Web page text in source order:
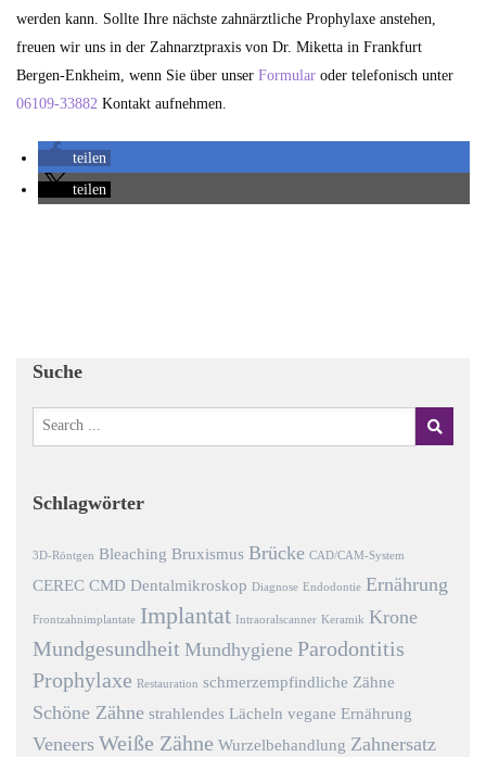
werden kann. Sollte Ihre nächste zahnärztliche Prophylaxe anstehen,
freuen wir uns in der Zahnarztpraxis von Dr. Miketta in Frankfurt
Bergen-Enkheim, wenn Sie über unser Formular oder telefonisch unter
06109-33882 Kontakt aufnehmen.
teilen
teilen
Suche
Schlagwörter
3D-Röntgen Bleaching Bruxismus Brücke CAD/CAM-System
CEREC CMD Dentalmikroskop Diagnose Endodontie Ernährung
Frontzahnimplantate Implantat Intraoralscanner Keramik Krone
Mundgesundheit Mundhygiene Parodontitis
Prophylaxe Restauration schmerzempfindliche Zähne
Schöne Zähne strahlendes Lächeln vegane Ernährung
Veneers Weiße Zähne Wurzelbehandlung Zahnersatz